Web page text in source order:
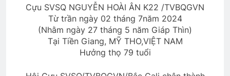
2 Years Ago
Quán Nửa Khuya
2 Years Ago
Cựu SVSQ NGUYỄN HOÀI ÂN K22 /TVBQGVN
Từ trần ngày 02 tháng 7năm 2024
(Nhằm ngày 27 tháng 5 năm Giáp Thìn)
Tại Tiền Giang, MỸ THO,VIỆT NAM
Hưởng thọ 79 tuổi